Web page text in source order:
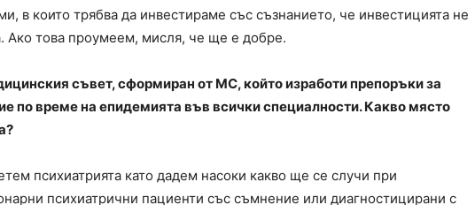
в които трябва да инвестираме със съзнанието, че инвестицията не
Ако това проумеем, мисля, че ще е добре.
съвет, сформиран от МС, който изработи препоръки за
по време на епидемията във всички специалности. Какво място
психиатрията като дадем насоки какво ще се случи при
психиатрични пациенти със съмнение или диагностицирани с